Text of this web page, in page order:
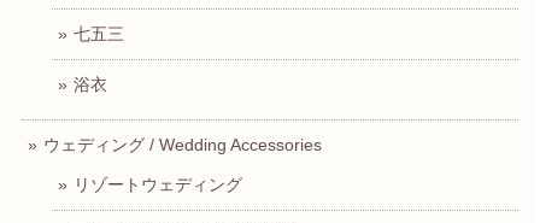
七五三
浴衣
ウェディング / Wedding Accessories
リゾートウェディング